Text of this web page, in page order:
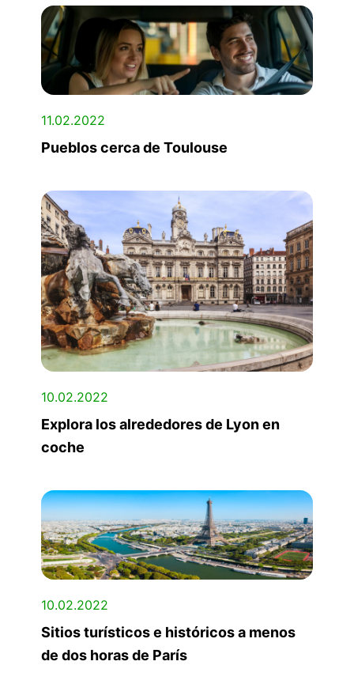
11.02.2022
Pueblos cerca de Toulouse
10.02.2022
Explora los alrededores de Lyon en
coche
10.02.2022
Sitios turísticos e históricos a menos
de dos horas de París